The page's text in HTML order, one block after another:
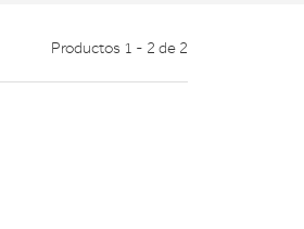
Productos 1 - 2 de 2